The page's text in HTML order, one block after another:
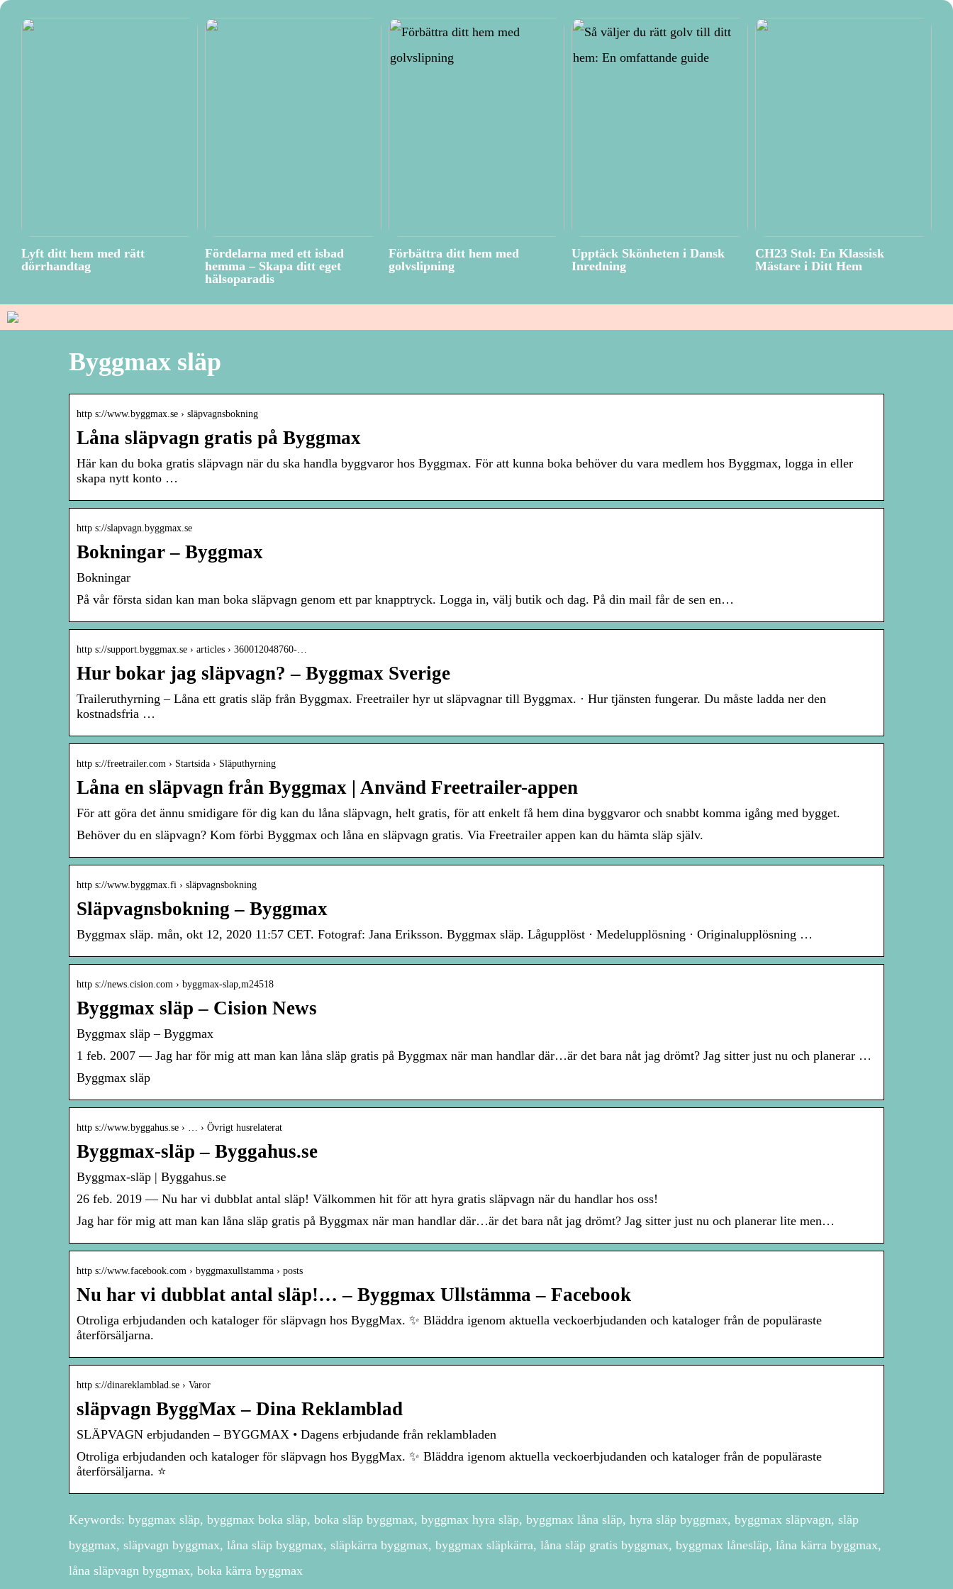
Lyft ditt hem med rätt
dörrhandtag
Fördelarna med ett isbad
hemma – Skapa ditt eget
hälsoparadis
Förbättra ditt hem med
golvslipning
Upptäck Skönheten i Dansk
Inredning
CH23 Stol: En Klassisk
Mästare i Ditt Hem
Byggmax släp
http s://www.byggmax.se › släpvagnsbokning
Låna släpvagn gratis på Byggmax
Här kan du boka gratis släpvagn när du ska handla byggvaror hos Byggmax. För att kunna boka behöver du vara medlem hos Byggmax, logga in eller
skapa nytt konto …
http s://slapvagn.byggmax.se
Bokningar – Byggmax
Bokningar
På vår första sidan kan man boka släpvagn genom ett par knapptryck. Logga in, välj butik och dag. På din mail får de sen en…
http s://support.byggmax.se › articles › 360012048760-…
Hur bokar jag släpvagn? – Byggmax Sverige
Traileruthyrning – Låna ett gratis släp från Byggmax. Freetrailer hyr ut släpvagnar till Byggmax. · Hur tjänsten fungerar. Du måste ladda ner den
kostnadsfria …
http s://freetrailer.com › Startsida › Släputhyrning
Låna en släpvagn från Byggmax | Använd Freetrailer-appen
För att göra det ännu smidigare för dig kan du låna släpvagn, helt gratis, för att enkelt få hem dina byggvaror och snabbt komma igång med bygget.
Behöver du en släpvagn? Kom förbi Byggmax och låna en släpvagn gratis. Via Freetrailer appen kan du hämta släp själv.
http s://www.byggmax.fi › släpvagnsbokning
Släpvagnsbokning – Byggmax
Byggmax släp. mån, okt 12, 2020 11:57 CET. Fotograf: Jana Eriksson. Byggmax släp. Lågupplöst · Medelupplösning · Originalupplösning …
http s://news.cision.com › byggmax-slap,m24518
Byggmax släp – Cision News
Byggmax släp – Byggmax
1 feb. 2007 — Jag har för mig att man kan låna släp gratis på Byggmax när man handlar där…är det bara nåt jag drömt? Jag sitter just nu och planerar …
Byggmax släp
http s://www.byggahus.se › … › Övrigt husrelaterat
Byggmax-släp – Byggahus.se
Byggmax-släp | Byggahus.se
26 feb. 2019 — Nu har vi dubblat antal släp! Välkommen hit för att hyra gratis släpvagn när du handlar hos oss!
Jag har för mig att man kan låna släp gratis på Byggmax när man handlar där…är det bara nåt jag drömt? Jag sitter just nu och planerar lite men…
http s://www.facebook.com › byggmaxullstamma › posts
Nu har vi dubblat antal släp!… – Byggmax Ullstämma – Facebook
Otroliga erbjudanden och kataloger för släpvagn hos ByggMax. ✨ Bläddra igenom aktuella veckoerbjudanden och kataloger från de populäraste
återförsäljarna.
http s://dinareklamblad.se › Varor
släpvagn ByggMax – Dina Reklamblad
SLÄPVAGN erbjudanden – BYGGMAX • Dagens erbjudande från reklambladen
Otroliga erbjudanden och kataloger för släpvagn hos ByggMax. ✨ Bläddra igenom aktuella veckoerbjudanden och kataloger från de populäraste
återförsäljarna. ⭐
Keywords: byggmax släp, byggmax boka släp, boka släp byggmax, byggmax hyra släp, byggmax låna släp, hyra släp byggmax, byggmax släpvagn, släp
byggmax, släpvagn byggmax, låna släp byggmax, släpkärra byggmax, byggmax släpkärra, låna släp gratis byggmax, byggmax lånesläp, låna kärra byggmax,
låna släpvagn byggmax, boka kärra byggmax